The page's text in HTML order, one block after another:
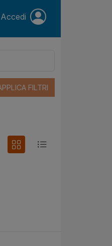
Accedi
FILTRI